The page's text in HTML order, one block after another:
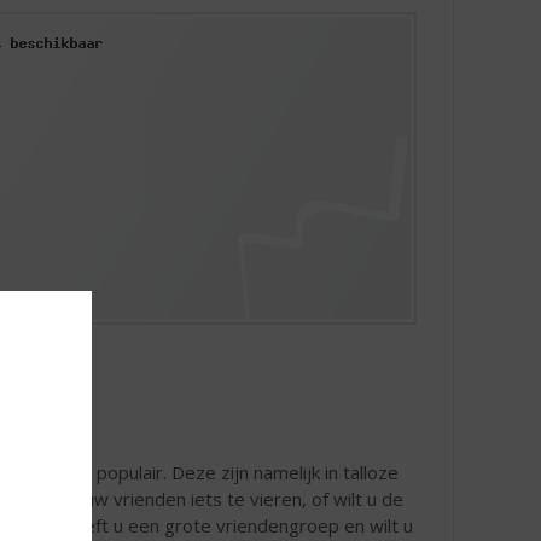
erg populair. Deze zijn namelijk in talloze
u met uw vrienden iets te vieren, of wilt u de
Heeft u een grote vriendengroep en wilt u